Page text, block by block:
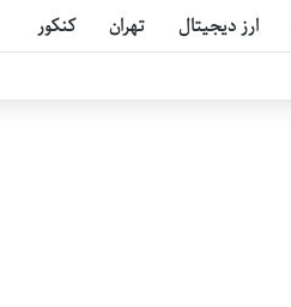
ارز دیجیتال تهران کنکور